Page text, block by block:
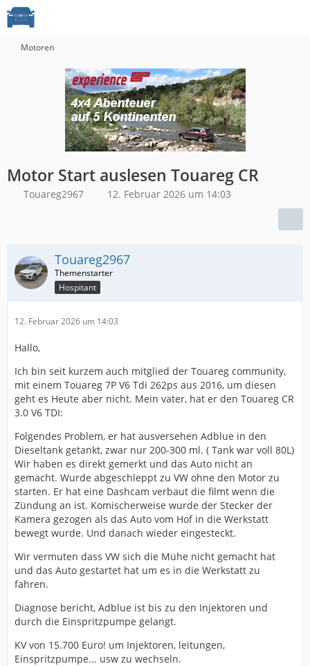
Motoren
Motor Start auslesen Touareg CR
Touareg2967 12. Februar 2026 um 14:03
Touareg2967
Hospitant
12. Februar 2026 um 14:03
Hallo,
Ich bin seit kurzem auch mitglied der Touareg community,
mit einem Touareg 7P V6 Tdi 262ps aus 2016, um diesen
geht es Heute aber nicht. Mein vater, hat er den Touareg CR
3.0 V6 TDI:
Folgendes Problem, er hat ausversehen Adblue in den
Dieseltank getankt, zwar nur 200-300 ml. ( Tank war voll 80L)
Wir haben es direkt gemerkt und das Auto nicht an
gemacht. Wurde abgeschleppt zu VW ohne den Motor zu
starten. Er hat eine Dashcam verbaut die filmt wenn die
Zündung an ist. Komischerweise wurde der Stecker der
Kamera gezogen als das Auto vom Hof in die Werkstatt
bewegt wurde. Und danach wieder eingesteckt.
Wir vermuten dass VW sich die Mühe nicht gemacht hat
und das Auto gestartet hat um es in die Werkstatt zu
fahren.
Diagnose bericht, Adblue ist bis zu den Injektoren und
durch die Einspritzpumpe gelangt.
KV von 15.700 Euro! um Injektoren, leitungen,
Einspritzpumpe... usw zu wechseln.